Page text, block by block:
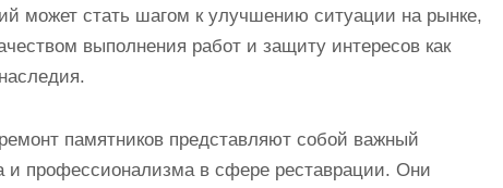
может стать шагом к улучшению ситуации на рынке,
выполнения работ и защиту интересов как
памятников представляют собой важный
и профессионализма в сфере реставрации. Они